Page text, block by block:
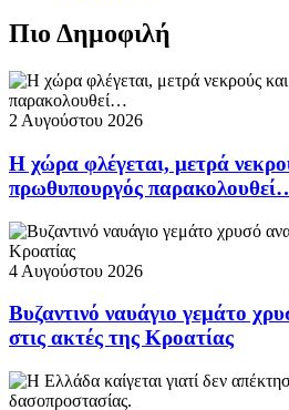
Πιο Δημοφιλή
2 Αυγούστου 2026
Η χώρα φλέγεται, μετρά
πρωθυπουργός
4 Αυγούστου 2026
Βυζαντινό ναυάγιο γεμάτο
στις ακτές της Κροατίας